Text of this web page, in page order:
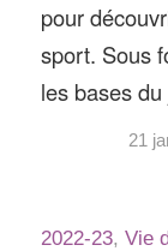
pour
sport. Sous
les bases
21
2022-23, Vie